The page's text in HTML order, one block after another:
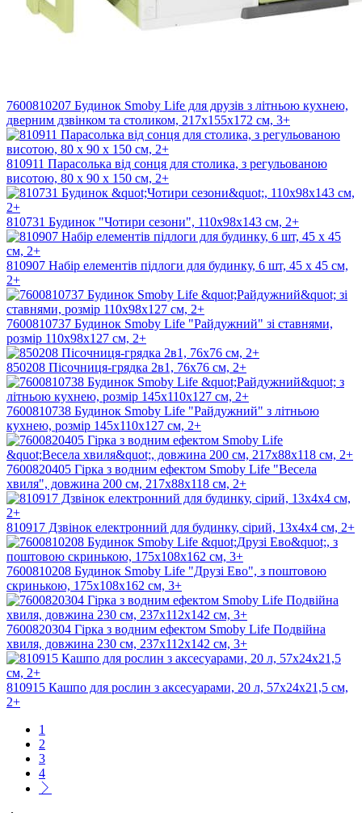
7600810207 Будинок Smoby Life для друзiв з лiтньою кухнею,
дверним дзвiнком та столиком, 217х155х172 см, 3+
810911 Парасолька від сонця для столика, з регульованою
висотою, 80 х 90 х 150 см, 2+
810731 Будинок "Чотири сезони", 110х98х143 см, 2+
810907 Набір елементів підлоги для будинку, 6 шт, 45 x 45 см,
2+
7600810737 Будинок Smoby Life "Райдужний" зі ставнями,
розмір 110х98х127 см, 2+
850208 Пісочниця-грядка 2в1, 76x76 см, 2+
7600810738 Будинок Smoby Life "Райдужний" з літньою
кухнею, розмір 145х110х127 см, 2+
7600820405 Гірка з водним ефектом Smoby Life "Весела
хвиля", довжина 200 см, 217х88х118 см, 2+
810917 Дзвінок електронний для будинку, сірий, 13х4х4 см, 2+
7600810208 Будинок Smoby Life "Друзi Ево", з поштовою
скринькою, 175x108x162 см, 3+
7600820304 Гірка з водним ефектом Smoby Life Подвійна
хвиля, довжина 230 см, 237x112x142 см, 3+
810915 Кашпо для рослин з аксесуарами, 20 л, 57x24x21,5 см,
2+
1
2
3
4